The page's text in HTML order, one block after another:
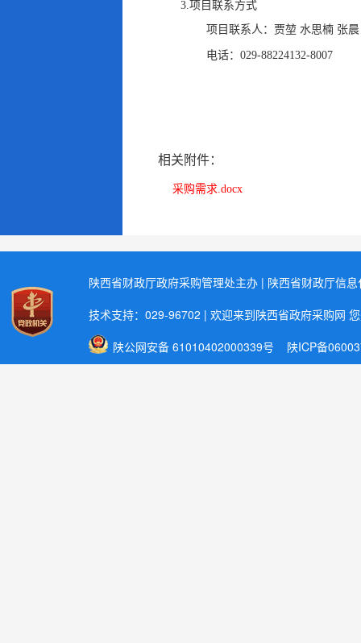
3.项目联系方式
项目联系人： 贾堃 水思楠 张
电话： 029-88224132-8007
相关附件：
采购需求.docx
陕西省财政厅政府采购管理处主办 | 陕西省财政厅信
技术支持：029-96702 | 欢迎来到陕西省政府采购网
陕公网安备 61010402000339号 陕ICP备